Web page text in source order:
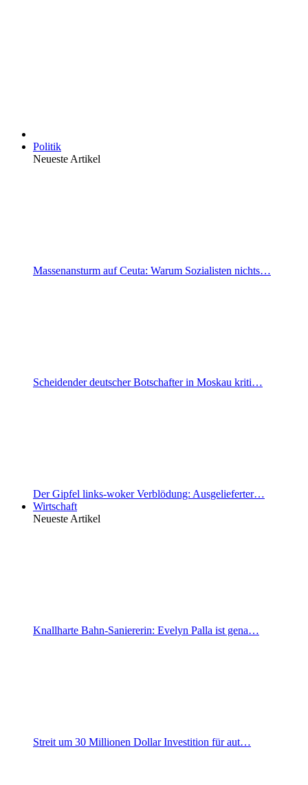
Politik
Neueste Artikel
Massenansturm auf Ceuta: Warum Sozialisten nichts…
Scheidender deutscher Botschafter in Moskau kriti…
Der Gipfel links-woker Verblödung: Ausgelieferter…
Wirtschaft
Neueste Artikel
Knallharte Bahn-Saniererin: Evelyn Palla ist gena…
Streit um 30 Millionen Dollar Investition für aut…